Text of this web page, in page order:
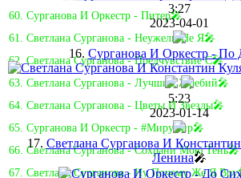
60. Сурганова И Оркестр - Питер🎤
61. Светлана Сурганова - Неужели Не Я🎤
62. Светлана Сурганова - Предчувствие C🎤
63. Светлана Сурганова - Лучший Жребий🎤
64. Светлана Сурганова - Цветы И Звезды🎤
65. Сурганова И Оркестр - #Мирумир🎤
66. Светлана Сурганова - Сохрани Мою Тень🎤
67. Светлана Сурганова - Ну Почему Же Я
3:27
2023-04-01
16. Сурганова И Оркестр - По
5:23
2023-01-14
17. Светлана Сурганова И
Ленина🎤